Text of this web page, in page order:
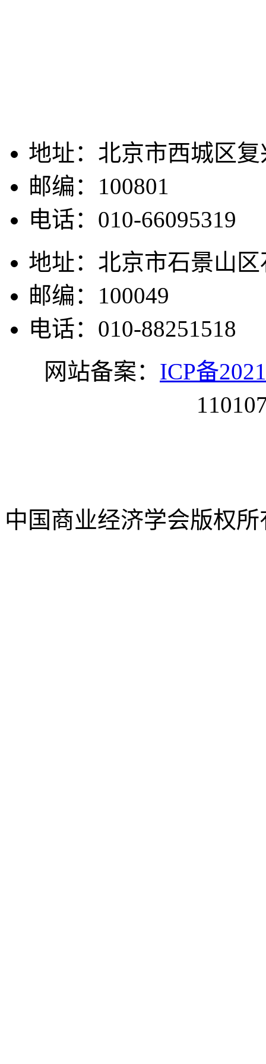
地址：北京市西城区
邮编：100801
电话：010-66095319
地址：北京市石景山
邮编：100049
电话：010-88251518
网站备案： ICP备
中国商业经济学会版权所